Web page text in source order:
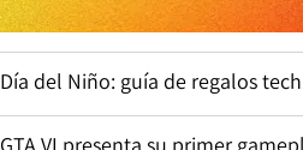
Día del Niño: guía de regalos
GTA VI presenta su primer